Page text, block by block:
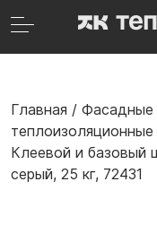
Главная / Фасадные
Клеевой и базовый
серый, 25 кг, 72431